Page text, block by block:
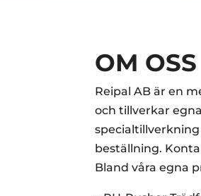
OM OSS
Reipal AB är en
och tillverkar
beställning.
Bland våra egna